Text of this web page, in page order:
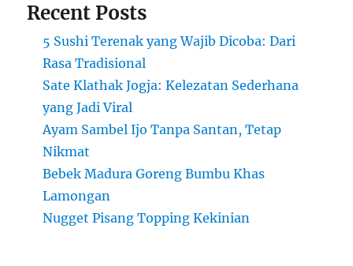
Recent Posts
5 Sushi Terenak yang Wajib Dicoba: Dari
Rasa Tradisional
Sate Klathak Jogja: Kelezatan Sederhana
yang Jadi Viral
Ayam Sambel Ijo Tanpa Santan, Tetap
Nikmat
Bebek Madura Goreng Bumbu Khas
Lamongan
Nugget Pisang Topping Kekinian